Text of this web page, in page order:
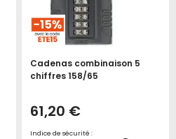
Cadenas combinaison 5
chiffres 158/65
61,20 €
Indice de sécurité :